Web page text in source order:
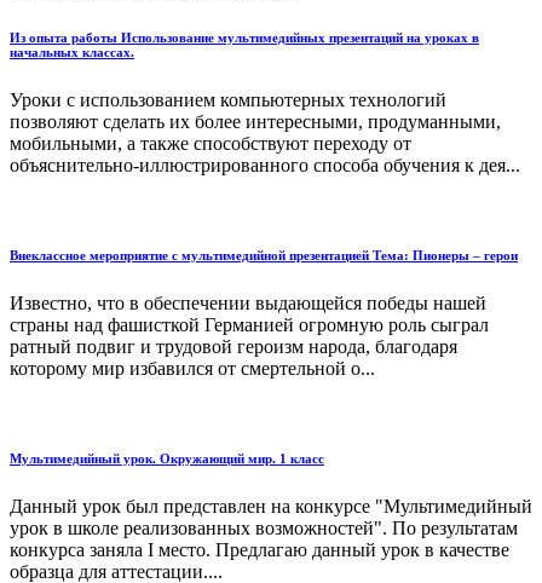
Из опыта работы Использование мультимедийных презентаций на уроках в
начальных классах.
Уроки с использованием компьютерных технологий
позволяют сделать их более интересными, продуманными,
мобильными, а также способствуют переходу от
объяснительно-иллюстрированного способа обучения к дея...
Внеклассное мероприятие с мультимедийной презентацией Тема: Пионеры – герои
Известно, что в обеспечении выдающейся победы нашей
страны над фашисткой Германией огромную роль сыграл
ратный подвиг и трудовой героизм народа, благодаря
которому мир избавился от смертельной о...
Мультимедийный урок. Окружающий мир. 1 класс
Данный урок был представлен на конкурсе "Мультимедийный
урок в школе реализованных возможностей". По результатам
конкурса заняла I место. Предлагаю данный урок в качестве
образца для аттестации....